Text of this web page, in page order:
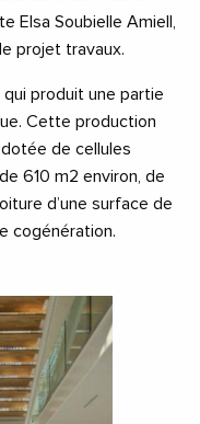
Elsa Soubielle Amiell,
projet travaux.
produit une partie
Cette production
de cellules
610 m2 environ, de
d’une surface de
cogénération.